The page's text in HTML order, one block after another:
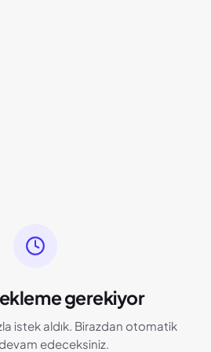
gerekiyor
istek aldık. Birazdan otomatik
edeceksiniz.